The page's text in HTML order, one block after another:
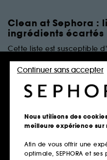
Clean at Sephora :
ingrédients écartés
Cette liste est susceptible
PARFUMS
Règles de
Parfums Synthétiques
Nous utilisons des
meilleure expérience sur
Afin de vous offrir une
optimale, SEPHORA et
Continuer sans accepter